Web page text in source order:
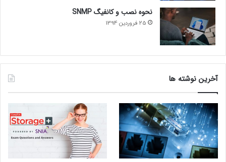
نحوه نصب و کانفیگ SNMP
25 فروردین 1394
آخرین نوشته ها